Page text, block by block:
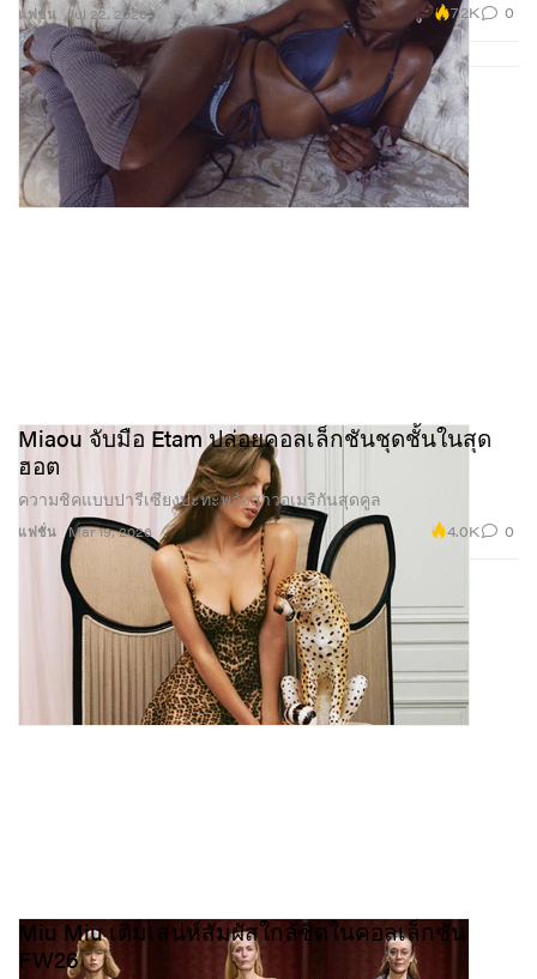
แฟชั่น Jul 22, 2026 7.2K 0
แฟชั่น
Miaou จับมือ Etam ปล่อยคอลเล็กชันชุดชั้นในสุด
ฮอต
ความชิคแบบปารีเซียงปะทะพลังสาวอเมริกันสุดคูล
Mar 19, 2026 4.0K 0
Miu Miu เติมเสน่ห์สัมผัสใกล้ชิดในคอลเล็กชัน
FW26